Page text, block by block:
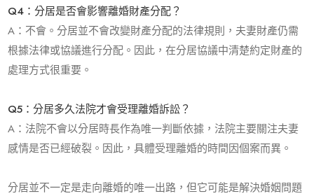
Q4 ：分居是否會影響離婚財產分配？
A：不會。分居並不會改變財產分配的法律規則，夫妻財產仍需
根據法律或協議進行分配。因此，在分居協議中清楚約定財產的
處理方式很重要。
Q5 ：分居多久法院才會受理離婚訴訟？
A：法院不會以分居時長作為唯一判斷依據，法院主要關注夫妻
感情是否已經破裂。因此，具體受理離婚的時間因個案而異。
分居並不一定是走向離婚的唯一出路，但它可能是解決婚姻問題